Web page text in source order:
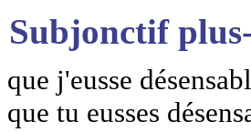
Subjonctif
que j'eusse
que tu eusses